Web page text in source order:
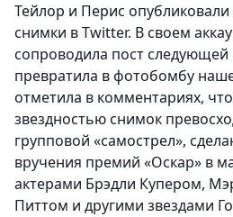
Тейлор и Перис
снимки в Twitter. В своем
сопроводила пост
превратила в фотобомбу
отметила в комментариях,
звездностью снимок
групповой «самострел»,
вручения премий «Оскар» в
актерами Брэдли Купером,
Питтом и другими звездами